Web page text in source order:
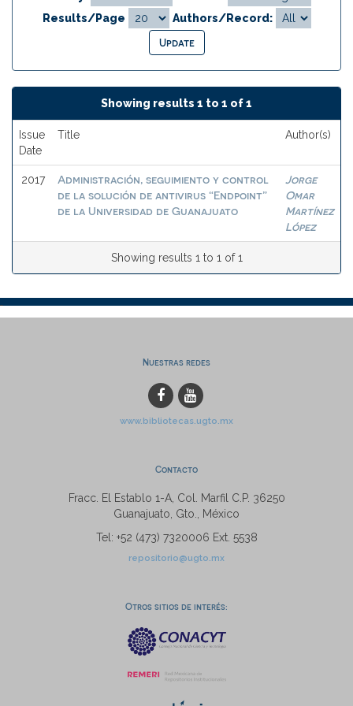
Results/Page
Authors/Record:
Showing results 1 to 1 of 1
Issue
Date
Title Author(s)
2017
Administración, seguimiento y control
de la solución de antivirus “Endpoint”
de la Universidad de Guanajuato
Jorge
Omar
Martínez
López
Showing results 1 to 1 of 1
Nuestras redes
www.bibliotecas.ugto.mx
Contacto
Fracc. El Establo 1-A, Col. Marfil C.P. 36250
Guanajuato, Gto., México
Tel: +52 (473) 7320006 Ext. 5538
repositorio@ugto.mx
Otros sitios de interés: